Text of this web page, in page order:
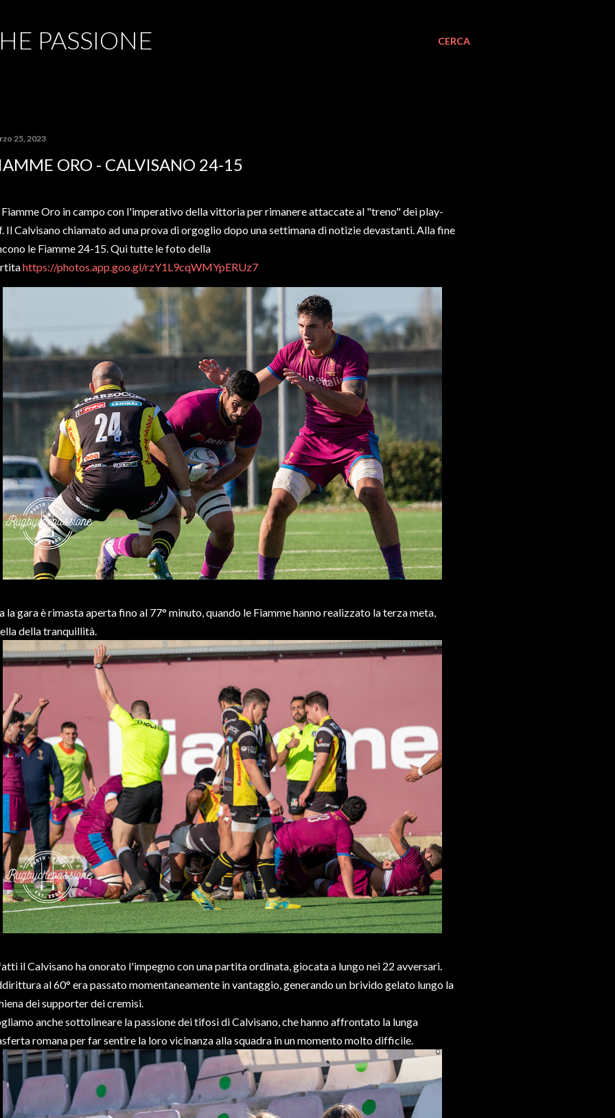
CERCA
PASSIONE
25, 2023
ORO - CALVISANO 24-15
Fiamme Oro in campo con l'imperativo della vittoria per rimanere attaccate al "treno" dei play-
Il Calvisano chiamato ad una prova di orgoglio dopo una settimana di notizie devastanti. Alla fine
le Fiamme 24-15. Qui tutte le foto della
https://photos.app.goo.gl/rzY1L9cqWMYpERUz7
la gara è rimasta aperta fino al 77° minuto, quando le Fiamme hanno realizzato la terza meta,
della tranquillità.
il Calvisano ha onorato l'impegno con una partita ordinata, giocata a lungo nei 22 avversari.
al 60° era passato momentaneamente in vantaggio, generando un brivido gelato lungo la
dei supporter dei cremisi.
anche sottolineare la passione dei tifosi di Calvisano, che hanno affrontato la lunga
romana per far sentire la loro vicinanza alla squadra in un momento molto difficile.